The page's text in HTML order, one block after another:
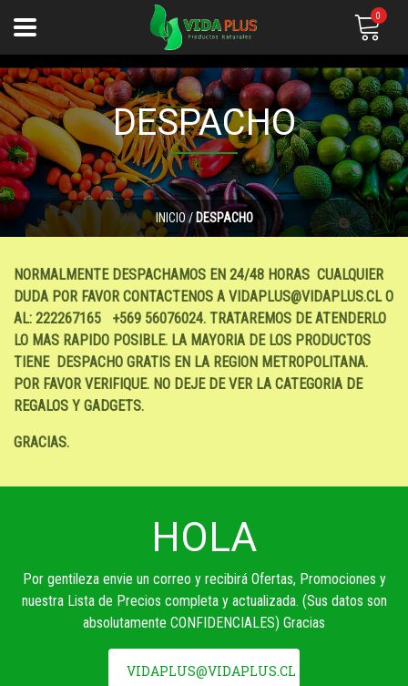
0
INICIO /DESPACHO
DESPACHO
NORMALMENTE DESPACHAMOS EN 24/48 HORAS CUALQUIER
DUDA POR FAVOR CONTACTENOS A VIDAPLUS@VIDAPLUS.CL O
AL: 222267165 +569 56076024. TRATAREMOS DE ATENDERLO
LO MAS RAPIDO POSIBLE. LA MAYORIA DE LOS PRODUCTOS
TIENE DESPACHO GRATIS EN LA REGION METROPOLITANA.
POR FAVOR VERIFIQUE. NO DEJE DE VER LA CATEGORIA DE
REGALOS Y GADGETS.
GRACIAS.
HOLA
Por gentileza envie un correo y recibirá Ofertas, Promociones y
nuestra Lista de Precios completa y actualizada. (Sus datos son
absolutamente CONFIDENCIALES) Gracias
VIDAPLUS@VIDAPLUS.CL